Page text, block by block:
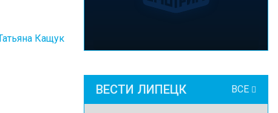
Кащук
ВЕСТИ ЛИПЕЦК ВСЕ